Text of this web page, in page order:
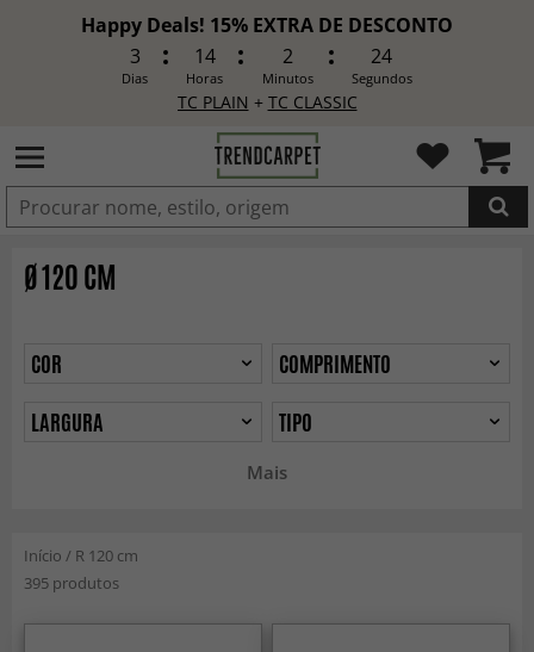
Happy Deals! 15% EXTRA DE DESCONTO
3
Dias
14
Horas
2
Minutos
22
Segundos
TC PLAIN + TC CLASSIC
Ø 120 CM
Mais
COR
COMPRIMENTO
LARGURA
TIPO
Início / R 120 cm
395 produtos